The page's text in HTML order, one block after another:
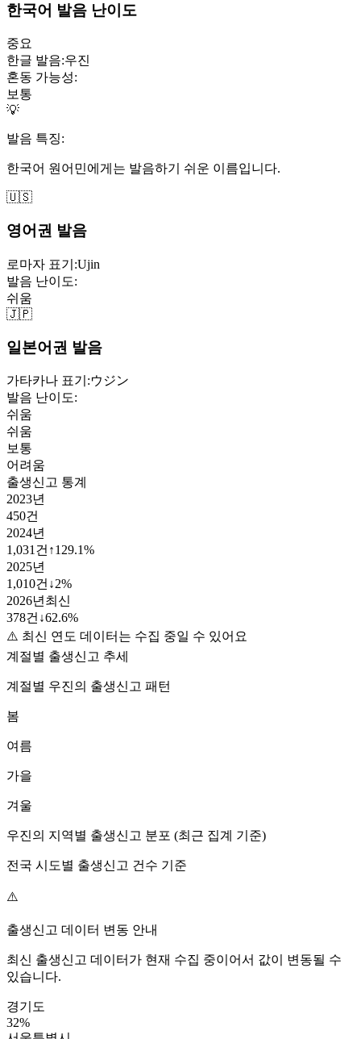
한국어 발음 난이도
중요
한글 발음:우진
혼동 가능성:
보통
💡
발음 특징:
한국어 원어민에게는 발음하기 쉬운 이름입니다.
🇺🇸
영어권 발음
로마자 표기:Ujin
발음 난이도:
쉬움
🇯🇵
일본어권 발음
가타카나 표기:ウジン
발음 난이도:
쉬움
쉬움
보통
어려움
출생신고 통계
2023년
450건
2024년
1,031 건 ↑129.1%
2025년
1,010건 ↓2%
2026년 최신
378건 ↓62.6%
⚠️ 최신 연도 데이터는 수집 중일 수 있어요
계절별 출생신고 추세
계절별 우진의 출생신고 패턴
봄
여름
가을
겨울
우진의 지역별 출생신고 분포 (최근 집계 기준)
전국 시도별 출생신고 건수 기준
⚠️
출생신고 데이터 변동 안내
최신 출생신고 데이터가 현재 수집 중이어서 값이 변동될 수
있습니다.
경기도
32%